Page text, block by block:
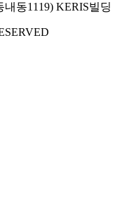
동1119) KERIS빌딩